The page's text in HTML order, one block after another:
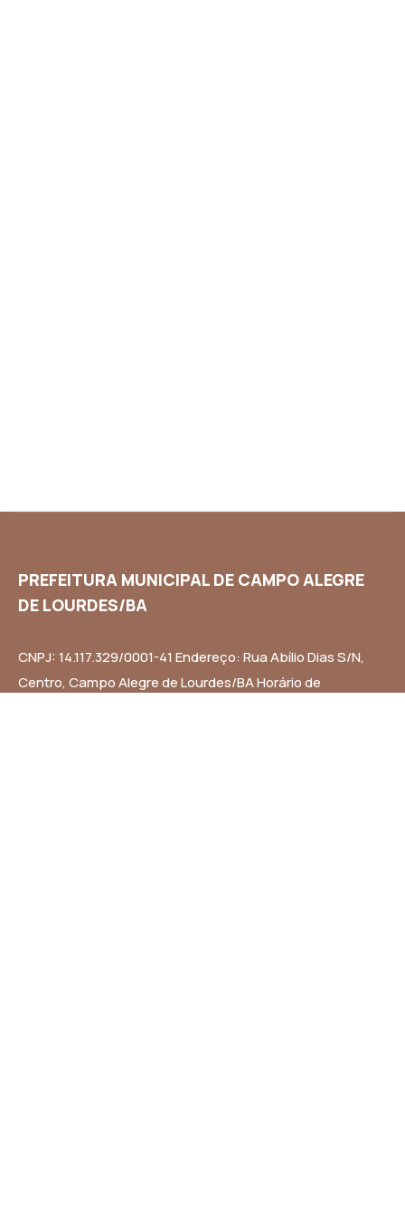
PREFEITURA MUNICIPAL DE CAMPO ALEGRE
DE LOURDES/BA
CNPJ: 14.117.329/0001-41 Endereço: Rua Abílio Dias S/N,
Centro, Campo Alegre de Lourdes/BA Horário de